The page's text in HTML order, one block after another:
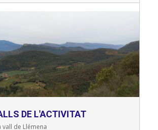
DE L'ACTIVITAT
vall de Llémena